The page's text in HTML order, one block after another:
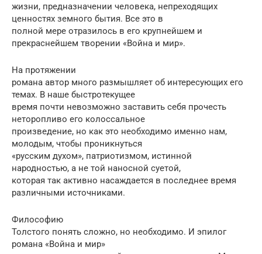
жизни, предназначении человека, непреходящих
ценностях земного бытия. Все это в
полной мере отразилось в его крупнейшем и
прекраснейшем творении «Война и мир».
На протяжении
романа автор много размышляет об интересующих его
темах. В наше быстротекущее
время почти невозможно заставить себя прочесть
неторопливо его колоссальное
произведение, но как это необходимо именно нам,
молодым, чтобы проникнуться
«русским духом», патриотизмом, истинной
народностью, а не той наносной суетой,
которая так активно насаждается в последнее время
различными источниками.
Философию
Толстого понять сложно, но необходимо. И эпилог
романа «Война и мир»